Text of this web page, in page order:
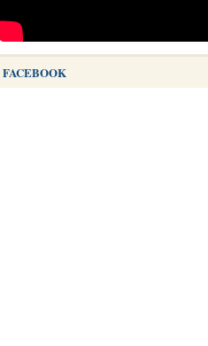
FACEBOOK